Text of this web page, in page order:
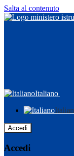
Salta al contenuto
Italiano
Accedi
Accedi